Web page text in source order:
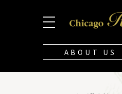
ABOUT US